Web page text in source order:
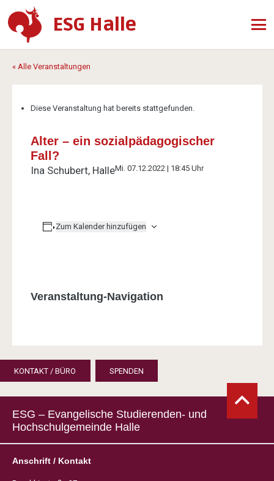
ESG Halle
« Alle Veranstaltungen
Diese Veranstaltung hat bereits stattgefunden.
Alter – ein sozialpädagogischer
Fall?
Ina Schubert, HalleMi. 07.12.2022 | 18:45 Uhr
Zum Kalender hinzufügen
Veranstaltung-Navigation
KONTAKT / BÜRO SPENDEN
ESG – Evangelische Studierenden- und
Hochschulgemeinde Halle
Anschrift / Kontakt